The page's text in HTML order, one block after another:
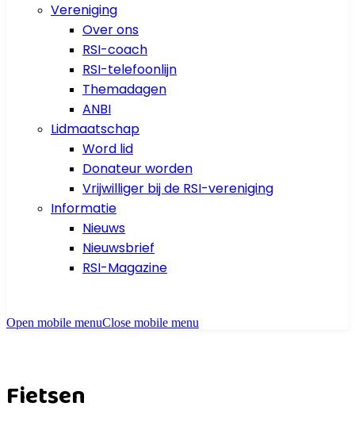
Vereniging
Over ons
RSI-coach
RSI-telefoonlijn
Themadagen
ANBI
Lidmaatschap
Word lid
Donateur worden
Vrijwilliger bij de RSI-vereniging
Informatie
Nieuws
Nieuwsbrief
RSI-Magazine
Open mobile menuClose mobile menu
Fietsen